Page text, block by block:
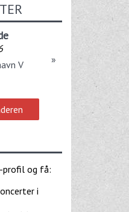
V
»
profil og få:
i